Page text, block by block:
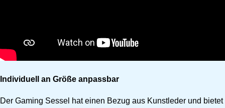
Individuell an Größe anpassbar
Der Gaming Sessel hat einen Bezug aus Kunstleder und bietet